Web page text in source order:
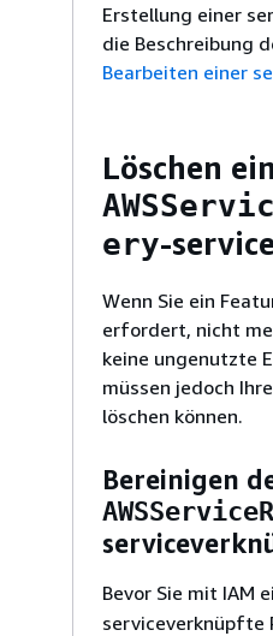
Erstellung einer
die Beschreibung
Bearbeiten einer
Löschen
ery-
Wenn Sie ein
erfordert, nicht
keine ungenutzte
müssen jedoch
löschen können.
Bereinigen
Bevor Sie mit IAM
serviceverknüpfte